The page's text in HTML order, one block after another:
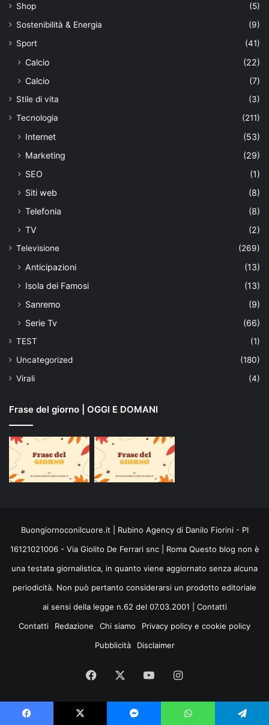
Shop
(5)
Sostenibilità & Energia
(9)
Sport
(41)
Calcio
(22)
Calcio
(7)
Stile di vita
(3)
Tecnologia
(211)
Internet
(53)
Marketing
(29)
SEO
(1)
Siti web
(8)
Telefonia
(8)
TV
(2)
Televisione (269)
Anticipazioni
(13)
Isola dei Famosi
(13)
Sanremo
(9)
Serie Tv
(66)
TEST
(1)
Uncategorized
(180)
Virali
(4)
Frase del giorno | OGGI E DOMANI
Buongiornoconilcuore.it | Rubino Agency di Danilo Fiorini - PI
16121021006 - Via Giolito De Ferrari snc | Roma Questo blog non è
una testata giornalistica, in quanto viene aggiornato senza alcuna
periodicità. Non può pertanto considerarsi un prodotto editoriale
ai sensi della legge n.62 del 07.03.2001 | Contatti
Contatti
Redazione Chi siamo
Privacy policy e cookie policy
Pubblicità
Disclaimer